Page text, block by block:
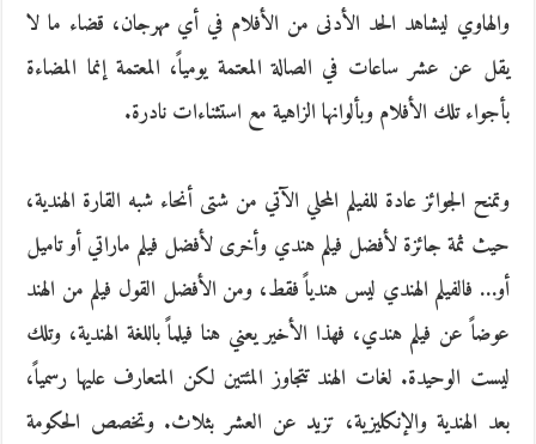
والهاوي ليشاهد الحد الأدنى من الأفلام في أي مهرجان، قضاء ما لا
يقل عن عشر ساعات في الصالة المعتمة يومياً، المعتمة إنما المضاءة
بأجواء تلك الأفلام وبألوانها الزاهية مع استثناءات نادرة.
وتمنح الجوائز عادة للفيلم المحلي الآتي من شتى أنحاء شبه القارة الهندية،
حيث ثمة جائزة لأفضل فيلم هندي وأخرى لأفضل فيلم ماراتي أو تاميل
أو… فالفيلم الهندي ليس هندياً فقط، ومن الأفضل القول فيلم من الهند
عوضاً عن فيلم هندي، فهذا الأخير يعني هنا فيلماً باللغة الهندية، وتلك
ليست الوحيدة. لغات الهند تتجاوز المئتين لكن المتعارف عليها رسمياً،
بعد الهندية والإنكليزية، تزيد عن العشر بثلاث. وتخصص الحكومة